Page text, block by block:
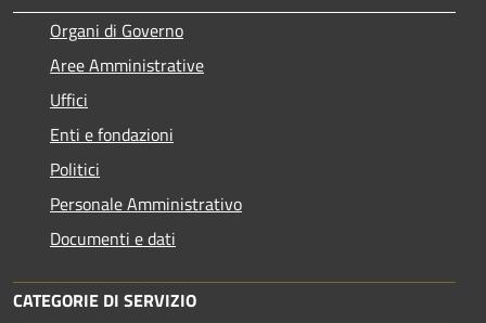
Organi di Governo
Aree Amministrative
Uffici
Enti e fondazioni
Politici
Personale Amministrativo
Documenti e dati
CATEGORIE DI SERVIZIO